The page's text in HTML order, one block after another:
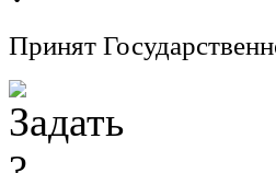
Принят